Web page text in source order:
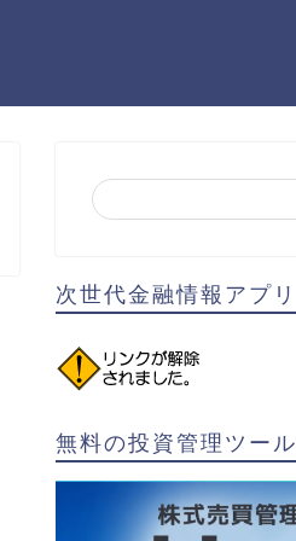
次世代金融情報アプリ
無料の投資管理ツール